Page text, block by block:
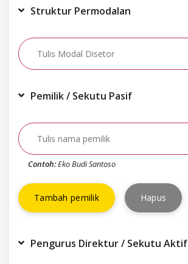
Struktur Permodalan
Pemilik / Sekutu Pasif
Contoh:Eko Budi Santoso
Tambah pemilik Hapus
Pengurus Direktur / Sekutu Aktif